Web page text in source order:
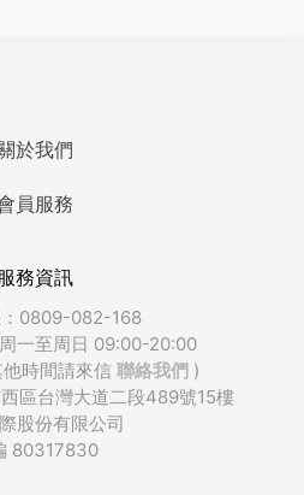
於我們
員服務
務資訊
0809-082-168
一至周日 09:00-20:00
時間請來信 聯絡我們)
區台灣大道二段489號15樓
股份有限公司
80317830